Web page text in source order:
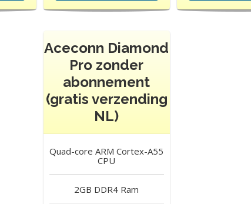
Aceconn Diamond
Pro zonder
abonnement
(gratis verzending
NL)
Quad-core ARM Cortex-A55
CPU
2GB DDR4 Ram